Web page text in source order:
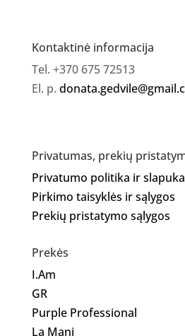
Kontaktinė informacija
Tel. +370 675 72513
El. p.
Privatumas, prekių
Privatumo politika ir
Pirkimo taisyklės ir sąlygos
Prekių pristatymo sąlygos
Prekės
I.Am
GR
Purple Professional
La Mani